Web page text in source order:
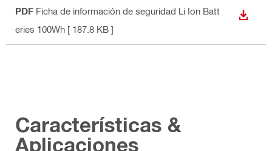
PDF Ficha de información de seguridad Li Ion Batt
eries 100Wh [ 187.8 KB ]
Características &
Aplicaciones